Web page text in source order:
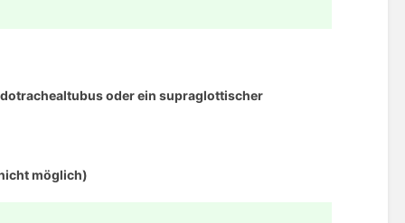
oder ein supraglottischer
möglich)